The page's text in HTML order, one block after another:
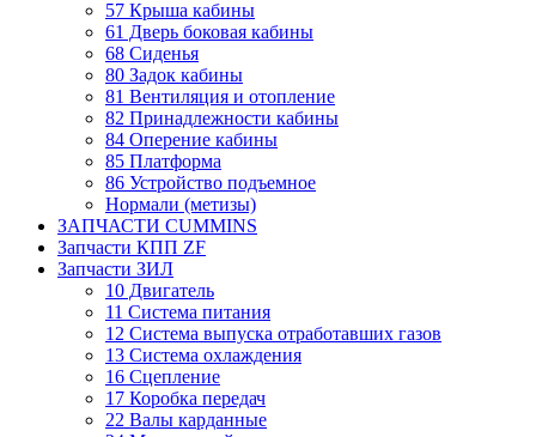
57 Крыша кабины
61 Дверь боковая кабины
68 Сиденья
80 Задок кабины
81 Вентиляция и отопление
82 Принадлежности кабины
84 Оперение кабины
85 Платформа
86 Устройство подъемное
Нормали (метизы)
ЗАПЧАСТИ CUMMINS
Запчасти КПП ZF
Запчасти ЗИЛ
10 Двигатель
11 Система питания
12 Система выпуска отработавших газов
13 Система охлаждения
16 Сцепление
17 Коробка передач
22 Валы карданные